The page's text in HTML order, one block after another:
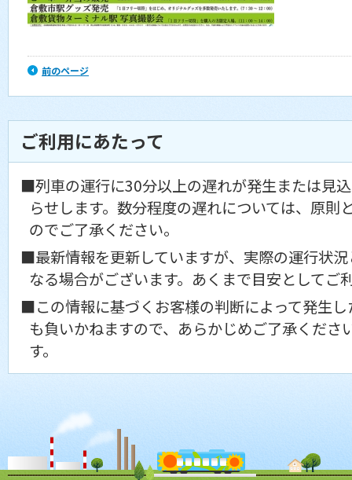
前のページ
ご利用にあたって
■列車の運行に30分以上の遅れが発生または見
らせします。数分程度の遅れについては、原則
のでご了承ください。
■最新情報を更新していますが、実際の運行状
なる場合がございます。あくまで目安としてご
■この情報に基づくお客様の判断によって発生
も負いかねますので、あらかじめご了承くださ
す。